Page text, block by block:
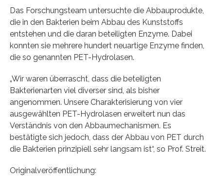
Das Forschungsteam untersuchte die Abbauprodukte,
die in den Bakterien beim Abbau des Kunststoffs
entstehen und die daran beteiligten Enzyme. Dabei
konnten sie mehrere hundert neuartige Enzyme finden,
die so genannten PET-Hydrolasen.
„Wir waren überrascht, dass die beteiligten
Bakterienarten viel diverser sind, als bisher
angenommen. Unsere Charakterisierung von vier
ausgewählten PET-Hydrolasen erweitert nun das
Verständnis von den Abbaumechanismen. Es
bestätigte sich jedoch, dass der Abbau von PET durch
die Bakterien prinzipiell sehr langsam ist“, so Prof. Streit.
Originalveröffentlichung: